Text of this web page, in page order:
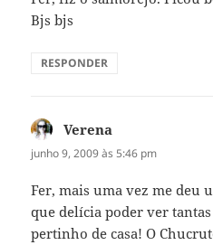
Bjs bjs
RESPONDER
Verena
junho 9, 2009 às 5:46 pm
Fer, mais uma vez me deu
que delícia poder ver
pertinho de casa! O